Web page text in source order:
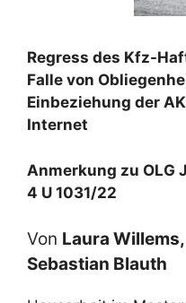
Regress des Kfz-
Falle von
Einbeziehung der
Internet
Anmerkung zu OLG
4 U 1031/22
Von Laura
Sebastian Blauth